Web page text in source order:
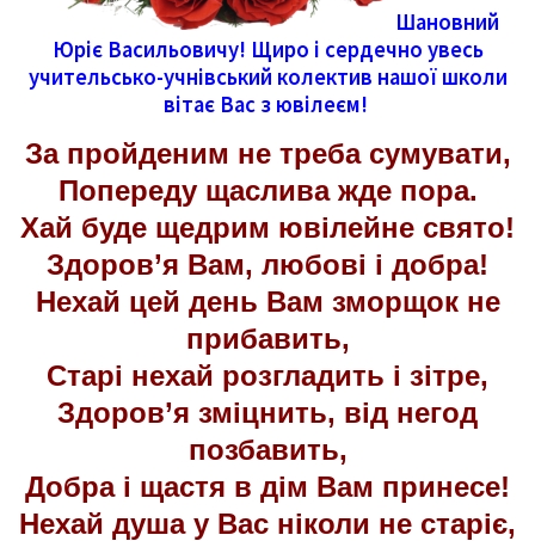
Шановний
Юріє Васильовичу! Щиро і сердечно увесь
учительсько-учнівський колектив нашої школи
вітає Вас з ювілеєм!
За пройденим не треба сумувати,
Попереду щаслива жде пора.
Хай буде щедрим ювілейне свято!
Здоров’я Вам, любові і добра!
Нехай цей день Вам зморщок не
прибавить,
Старі нехай розгладить і зітре,
Здоров’я зміцнить, від негод
позбавить,
Добра і щастя в дім Вам принесе!
Нехай душа у Вас ніколи не старіє,